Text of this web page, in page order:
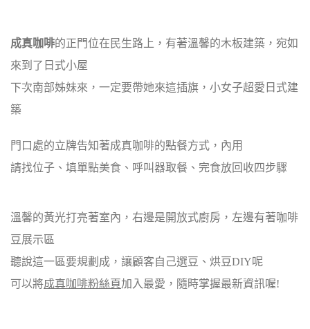
成真咖啡的正門位在民生路上，有著溫馨的木板建築，宛如
來到了日式小屋
下次南部姊妹來，一定要帶她來這插旗，小女子超愛日式建
築
門口處的立牌告知著成真咖啡的點餐方式，內用
請找位子、填單點美食、呼叫器取餐、完食放回收四步驟
溫馨的黃光打亮著室內，右邊是開放式廚房，左邊有著咖啡
豆展示區
聽說這一區要規劃成，讓顧客自己選豆、烘豆DIY呢
可以將成真咖啡粉絲頁加入最愛，隨時掌握最新資訊喔!